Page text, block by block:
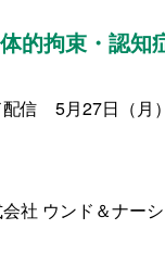
的拘束・認知
信 5月27日（月）
ンド＆ナーシ